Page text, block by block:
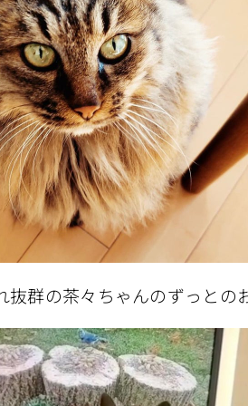
抜群の茶々ちゃんのずっとの